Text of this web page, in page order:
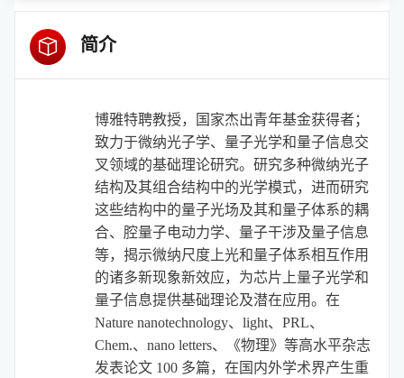
简介
博雅特聘教授，国家杰出青年基金获得者；
致力于微纳光子学、量子光学和量子信息交
叉领域的基础理论研究。研究多种微纳光子
结构及其组合结构中的光学模式，进而研究
这些结构中的量子光场及其和量子体系的耦
合、腔量子电动力学、量子干涉及量子信息
等，揭示微纳尺度上光和量子体系相互作用
的诸多新现象新效应，为芯片上量子光学和
量子信息提供基础理论及潜在应用。在
Nature nanotechnology、light、PRL、
Chem.、nano letters、《物理》等高水平杂志
发表论文 100 多篇，在国内外学术界产生重